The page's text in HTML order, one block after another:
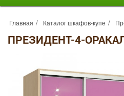
Главная Каталог шкафов-купе
ПРЕЗИДЕНТ-4-